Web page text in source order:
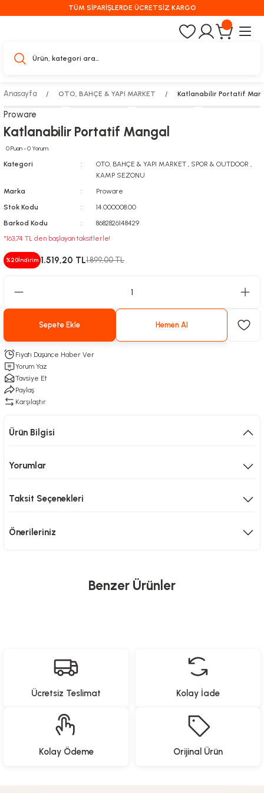
TÜM SİPARİŞLERDE ÜCRETSİZ KARGO
Anasayfa OTO, BAHÇE & YAPI MARKET Katlanabilir Portatif
Proware
Katlanabilir Portatif Mangal
0 Puan - 0 Yorum
Kategori OTO, BAHÇE & YAPI MARKET , SPOR & OUTDOOR ,
KAMP SEZONU
Marka
Proware
Stok Kodu
14.000008.00
Barkod Kodu
8682826148429
*163,74 TL den başlayan taksitlerle!
%20İndirim 1.519,20 TL1.899,00 TL
Sepete Ekle Hemen Al
Fiyatı Düşünce Haber Ver
Yorum Yaz
Tavsiye Et
Paylaş
Karşılaştır
Ürün Bilgisi
Yorumlar
Taksit Seçenekleri
Önerileriniz
Benzer Ürünler
%20İndirim
3.099,00
LED Işıklı Araç İçi Bardak Altlığı – 7 Renk LED, Şarjlı, Kaymaz, Akrilik
Ücretsiz Teslimat Kolay İade
Kolay Ödeme Orijinal Ürün